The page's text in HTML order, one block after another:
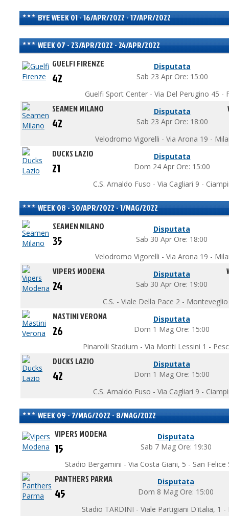
BYE WEEK 01 - 16/APR/2022 - 17/APR/2022
WEEK 07 - 23/APR/2022 - 24/APR/2022
GUELFI FIRENZE
Disputata
Sab 23 Apr Ore: 15:00
42
Guelfi Sport Center - Via Del Perugino 45 -
SEAMEN MILANO
Disputata
Sab 23 Apr Ore: 18:00
42
Velodromo Vigorelli - Via Arona 19 -
DUCKS LAZIO
Disputata
Dom 24 Apr Ore: 15:00
21
C.S. Arnaldo Fuso - Via Cagliari 9 -
WEEK 08 - 30/APR/2022 - 1/MAG/2022
SEAMEN MILANO
Disputata
Sab 30 Apr Ore: 18:00
35
Velodromo Vigorelli - Via Arona 19 -
VIPERS MODENA
Disputata
Sab 30 Apr Ore: 19:00
24
C.S. - Viale Della Pace 2 -
MASTINI VERONA
Disputata
Dom 1 Mag Ore: 15:00
26
Pinarolli Stadium - Via Monti Lessini 1 -
DUCKS LAZIO
Disputata
Dom 1 Mag Ore: 15:00
42
C.S. Arnaldo Fuso - Via Cagliari 9 -
WEEK 09 - 7/MAG/2022 - 8/MAG/2022
VIPERS MODENA
Disputata
Sab 7 Mag Ore: 19:30
15
Stadio Bergamini - Via Costa Giani, 5 - San
PANTHERS PARMA
Disputata
Dom 8 Mag Ore: 15:00
45
Stadio TARDINI - Viale Partigiani D'italia, 1 -